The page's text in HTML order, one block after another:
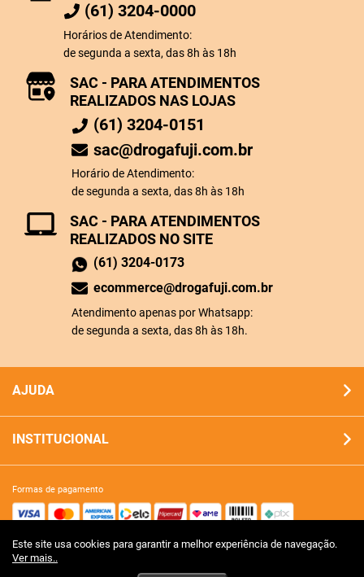
Este site usa cookies para garantir a melhor experiência de navegação.
Ver mais..
(61) 3204-0000
Horários de Atendimento:
de segunda a sexta, das 8h às 18h
SAC - PARA ATENDIMENTOS
REALIZADOS NO SITE
(61) 3204-0173
ecommerce@drogafuji.com.br
Atendimento apenas por Whatsapp:
de segunda a sexta, das 8h às 18h.
SAC - PARA ATENDIMENTOS
REALIZADOS NAS LOJAS
(61) 3204-0151
sac@drogafuji.com.br
Horário de Atendimento:
de segunda a sexta, das 8h às 18h
AJUDA
INSTITUCIONAL
formas de pagamento
site 100% seguro